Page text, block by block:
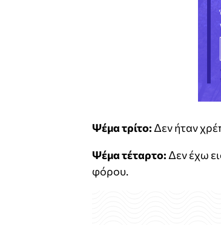
Ψέμα τρίτο: Δεν ήταν
Ψέμα τέταρτο: Δεν έχω
φόρου.